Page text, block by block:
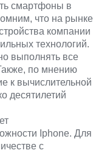
смартфоны в
что на рынке
компании
технологий.
выполнять все
по мнению
к вычислительной
десятилетий
Iphone. Для
с